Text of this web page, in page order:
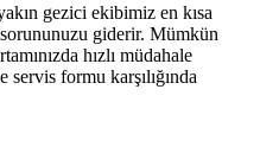
gezici ekibimiz en kısa
giderir. Mümkün
hızlı müdahale
formu karşılığında